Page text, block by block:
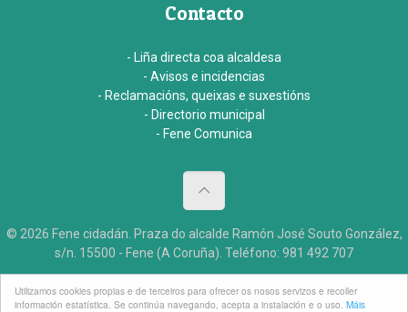
Utilizamos cookies propias e de terceiros para ofrecer os nosos servizos e recoller
información estatística. Se continúa navegando, acepta a instalación e o uso. Máis
Contacto
- Liña directa coa alcaldesa
- Avisos e incidencias
- Reclamacións, queixas e suxestións
- Directorio municipal
- Fene Comunica
© 2026 Fene cidadán. Praza do alcalde Ramón José Souto González,
s/n. 15500 - Fene (A Coruña). Teléfono: 981 492 707